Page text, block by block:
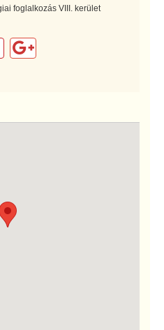
foglalkozás VIII. kerület